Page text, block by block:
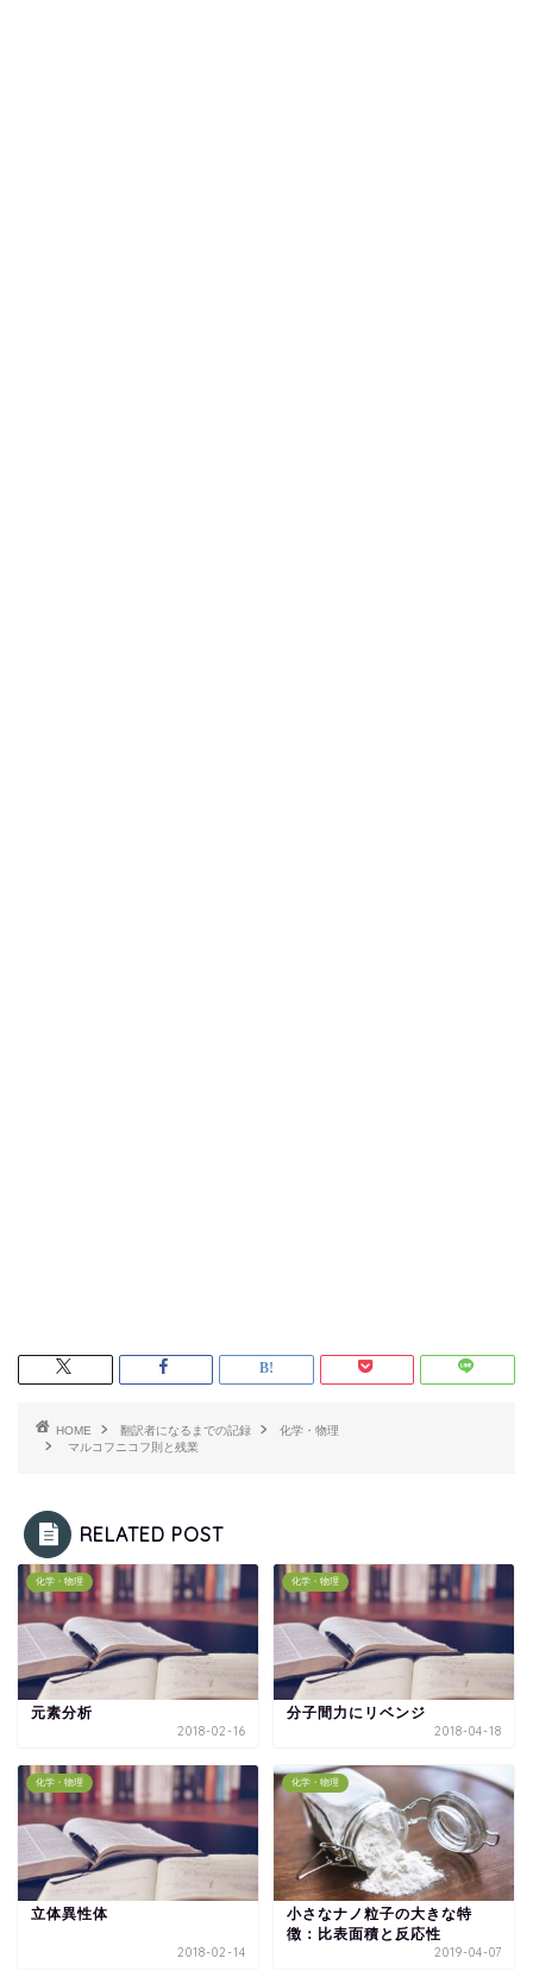
HOME 翻訳者になるまでの記録
化学・物理
マルコフニコフ則と残業
RELATED POST
化学・物理
元素分析
2018-02-16
化学・物理
分子間力にリベンジ
2018-04-18
化学・物理
立体異性体
2018-02-14
化学・物理
小さなナノ粒子の大きな特
徴：比表面積と反応性
2019-04-07